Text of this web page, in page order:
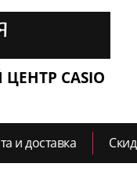
CASIO
и доставка